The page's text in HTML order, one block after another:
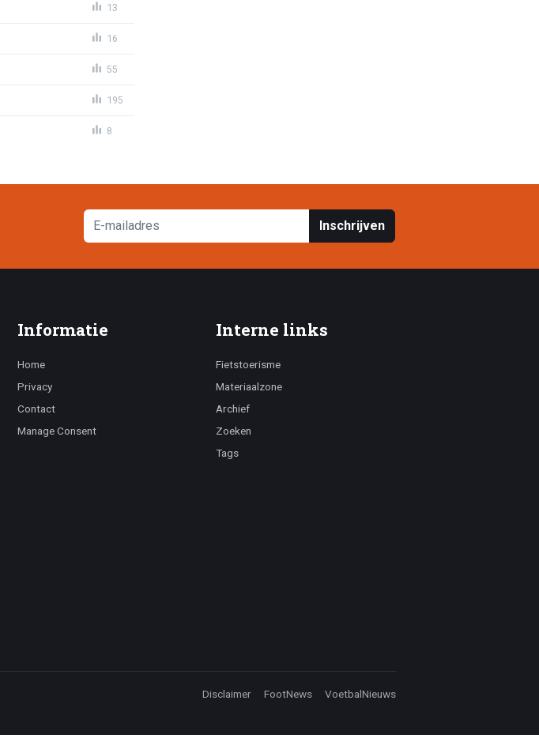
13
16
55
195
8
Inschrijven
Informatie
Home
Privacy
Contact
Manage Consent
Interne links
Fietstoerisme
Materiaalzone
Archief
Zoeken
Tags
Disclaimer FootNews VoetbalNieuws